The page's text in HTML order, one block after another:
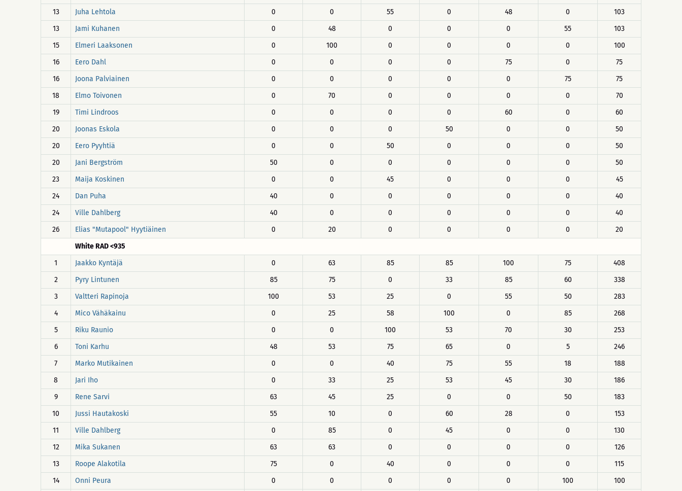
13
Juha Lehtola 0 0 55 0 48 0
103
13
Jami Kuhanen 0 48 0 0 0 55
103
15
Elmeri Laaksonen 0 100 0 0 0 0
100
16
Eero Dahl 0 0 0 0 75 0
75
16
Joona Palviainen 0 0 0 0 0 75
75
18
Elmo Toivonen 0 70 0 0 0 0
70
19
Timi Lindroos 0 0 0 0 60 0
60
20
Joonas Eskola 0 0 0 50 0 0
50
20
Eero Pyyhtiä 0 0 50 0 0 0
50
20
Jani Bergström 50 0 0 0 0 0
50
23
Maija Koskinen 0 0 45 0 0 0
45
24
Dan Puha 40 0 0 0 0 0
40
24
Ville Dahlberg 40 0 0 0 0 0
40
26
Elias "Mutapool" Hyytiäinen 0 20 0 0 0 0
20
White RAD <935
1
Jaakko Kyntäjä 0 63 85 85 100 75
408
2
Pyry Lintunen 85 75 0 33 85 60
338
3
Valtteri Rapinoja 100 53 25 0 55 50
283
4
Mico Vähäkainu 0 25 58 100 0 85
268
5
Riku Raunio 0 0 100 53 70 30
253
6
Toni Karhu 48 53 75 65 0 5
246
7
Marko Mutikainen 0 0 40 75 55 18
188
8
Jari Iho 0 33 25 53 45 30
186
9
Rene Sarvi 63 45 25 0 0 50
183
10
Jussi Hautakoski 55 10 0 60 28 0
153
11
Ville Dahlberg 0 85 0 45 0 0
130
12
Mika Sukanen 63 63 0 0 0 0
126
13
Roope Alakotila 75 0 40 0 0 0
115
14
Onni Peura 0 0 0 0 0 100
100